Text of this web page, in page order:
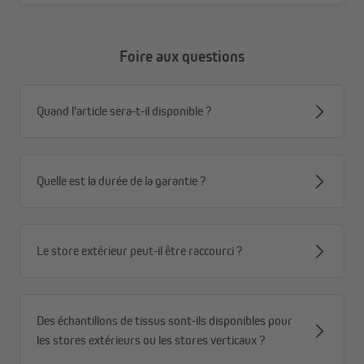
Foire aux questions
Quand l'article sera-t-il disponible ?
Quelle est la durée de la garantie ?
Le store extérieur peut-il être raccourci ?
Des échantillons de tissus sont-ils disponibles pour
les stores extérieurs ou les stores verticaux ?